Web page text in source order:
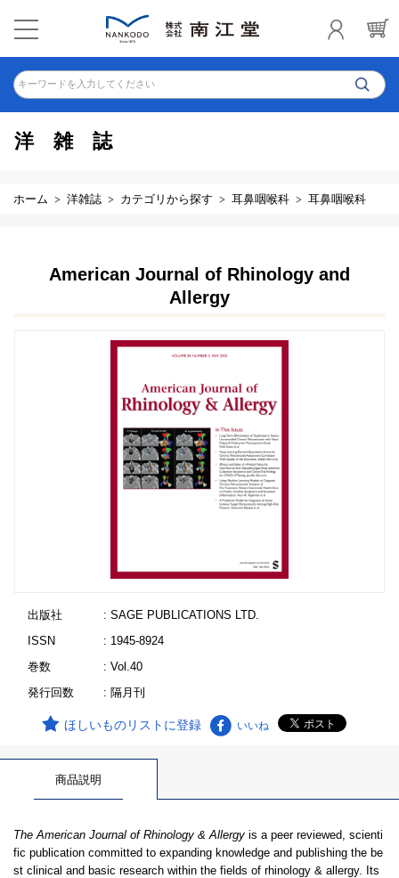
キーワードを入力してください
洋雑誌
ホーム 洋雑誌 カテゴリから探す 耳鼻咽喉科 耳鼻咽喉科
American Journal of Rhinology and
Allergy
出版社
: SAGE PUBLICATIONS LTD.
ISSN
: 1945-8924
巻数
: Vol.40
発行回数
: 隔月刊
ほしいものリストに登録 いいね
商品説明
The American Journal of Rhinology & Allergy is a peer reviewed, scienti
fic publication committed to expanding knowledge and publishing the be
st clinical and basic research within the fields of rhinology & allergy. Its